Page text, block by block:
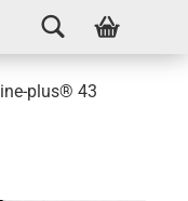
plus® 43